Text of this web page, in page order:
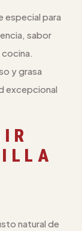
especial para
sabor
y grasa
excepcional
natural de